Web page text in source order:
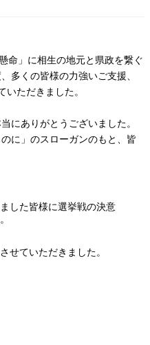
命」に相生の地元と県政を繋ぐ
多くの皆様の力強いご支援、
いただきました。
にありがとうございました。
に」のスローガンのもと、皆
した皆様に選挙戦の決意
せていただきました。